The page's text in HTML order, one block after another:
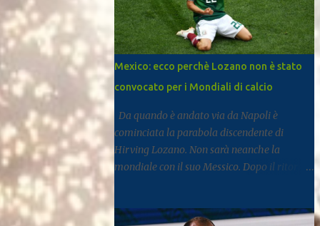
dedicato al turismo, pubblicato come di
consueto con alcuni mesi di ritardo ma utile
per fotografare l’andamento complessivo
del comparto nella regione. Napoli e
Sorrento trainano il settore: Tra le principali
destinazioni spicca Napoli, che con 3,8
milioni di presenze si posiziona al
dodicesimo posto tra le mete turistiche
italiane, risultando la città con il miglior
risultato nel Mezzogiorno. Subito dopo si
anche per alcuni dati particolari. Circa il
Mexico: ecco perchè Lozano non è stato
convocato per i Mondiali di calcio
Da quando è andato via da Napoli è
cominciata la parabola discendente di
Hirving Lozano. Non sarà neanche la
mondiale con il suo Messico. Dopo il ritorno
Diego dal gennaio 2025, Lozano ha firmato